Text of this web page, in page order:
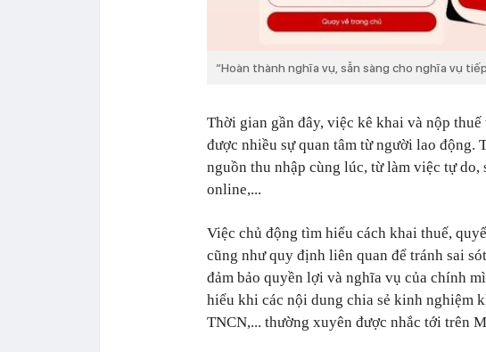
“Hoàn thành nghĩa vụ, sẵn sàng cho nghĩa vụ
Thời gian gần đây, việc kê khai và nộp
được nhiều sự quan tâm từ người lao động.
nguồn thu nhập cùng lúc, từ làm việc tự
online,...
Việc chủ động tìm hiểu cách khai thuế,
cũng như quy định liên quan để tránh sai
đảm bảo quyền lợi và nghĩa vụ của chính
hiểu khi các nội dung chia sẻ kinh nghiệm
TNCN,... thường xuyên được nhắc tới trên